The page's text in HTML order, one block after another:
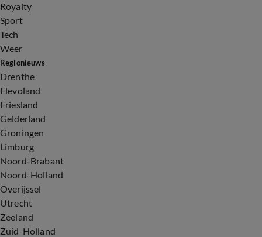
Royalty
Sport
Tech
Weer
Regionieuws
Drenthe
Flevoland
Friesland
Gelderland
Groningen
Limburg
Noord-Brabant
Noord-Holland
Overijssel
Utrecht
Zeeland
Zuid-Holland